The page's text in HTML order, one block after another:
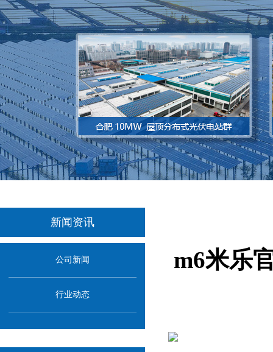
新闻资讯
公司新闻
行业动态
m6米乐